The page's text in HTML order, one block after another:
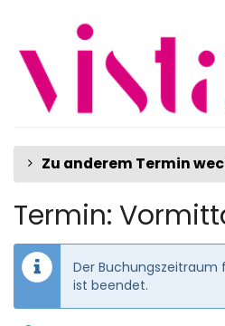
Inhalt
springen
Zu anderem Termin
Termin:
Der Buchungszeitraum
ist beendet.